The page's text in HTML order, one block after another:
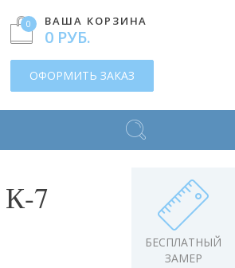
0 ВАША КОРЗИНА
0 РУБ.
ОФОРМИТЬ ЗАКАЗ
БЕСПЛАТНЫЙ
ЗАМЕР
К-7